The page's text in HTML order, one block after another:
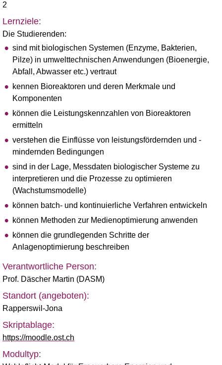
2
Lernziele:
Die Studierenden:
sind mit biologischen Systemen (Enzyme, Bakterien,
Pilze) in umwelttechnischen Anwendungen (Bioenergie,
Abfall, Abwasser etc.) vertraut
kennen Bioreaktoren und deren Merkmale und
Komponenten
können die Leistungskennzahlen von Bioreaktoren
ermitteln
verstehen die Einflüsse von leistungsfördernden und -
mindernden Bedingungen
sind in der Lage, Messdaten biologischer Systeme zu
interpretieren und die Prozesse zu optimieren
(Wachstumsmodelle)
können batch- und kontinuierliche Verfahren entwickeln
können Methoden zur Medienoptimierung anwenden
können die grundlegenden Schritte der
Anlagenoptimierung beschreiben
Verantwortliche Person:
Prof. Däscher Martin (DASM)
Standort (angeboten):
Rapperswil-Jona
Skriptablage:
https://moodle.ost.ch
Modultyp: